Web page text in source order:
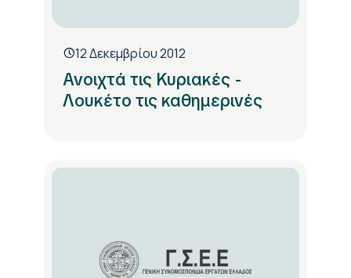
12 Δεκεμβρίου 2012
Ανοιχτά τις Κυριακές -
Λουκέτο τις καθημερινές